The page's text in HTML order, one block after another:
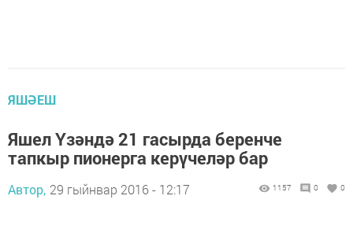
ЯШӘЕШ
Яшел Үзәндә 21 гасырда беренче
тапкыр пионерга керүчеләр бар
Автор, 29 гыйнвар 2016 - 12:17 1157 0 0